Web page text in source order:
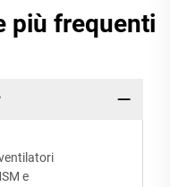
più frequenti
e